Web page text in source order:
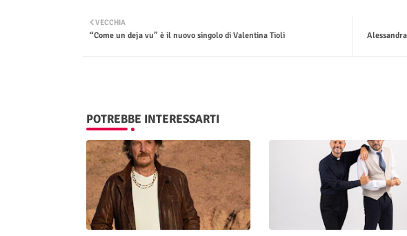
VECCHIA
“Come un deja vu” è il nuovo singolo di Valentina Tioli
POTREBBE INTERESSARTI